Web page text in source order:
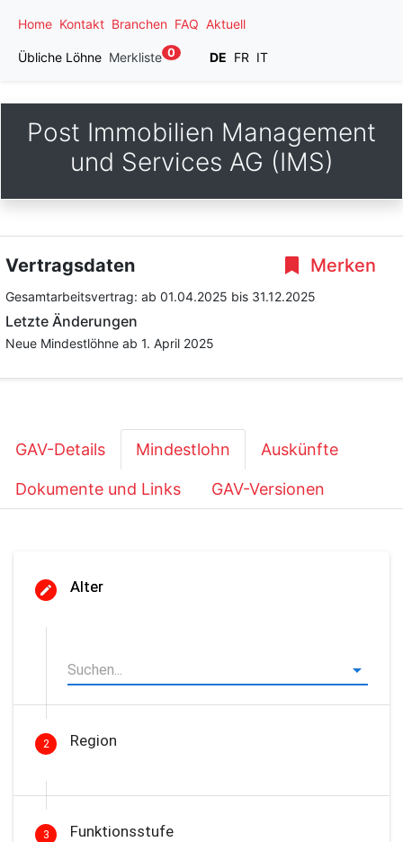
Home Kontakt Branchen FAQ Aktuell
Übliche Löhne Merkliste 0 DE FR IT
Post Immobilien Management
und Services AG (IMS)
Merken
Vertragsdaten
Gesamtarbeitsvertrag: ab 01.04.2025 bis 31.12.2025
Letzte Änderungen
Neue Mindestlöhne ab 1. April 2025
GAV-Details Mindestlohn Auskünfte
Dokumente und Links GAV-Versionen
Alter
2 Region
3 Funktionsstufe